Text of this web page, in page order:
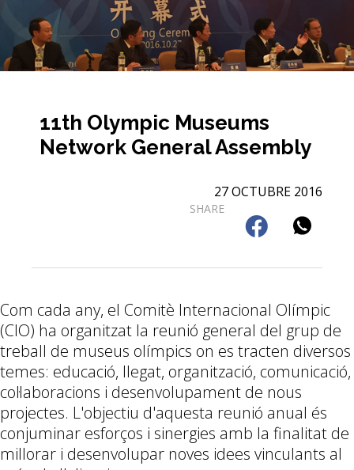
11th Olympic Museums
Network General Assembly
27 OCTUBRE 2016
SHARE
Com cada any, el Comitè Internacional Olímpic
(CIO) ha organitzat la reunió general del grup de
treball de museus olímpics on es tracten diversos
temes: educació, llegat, organització, comunicació,
col·laboracions i desenvolupament de nous
projectes. L'objectiu d'aquesta reunió anual és
conjuminar esforços i sinergies amb la finalitat de
millorar i desenvolupar noves idees vinculants al